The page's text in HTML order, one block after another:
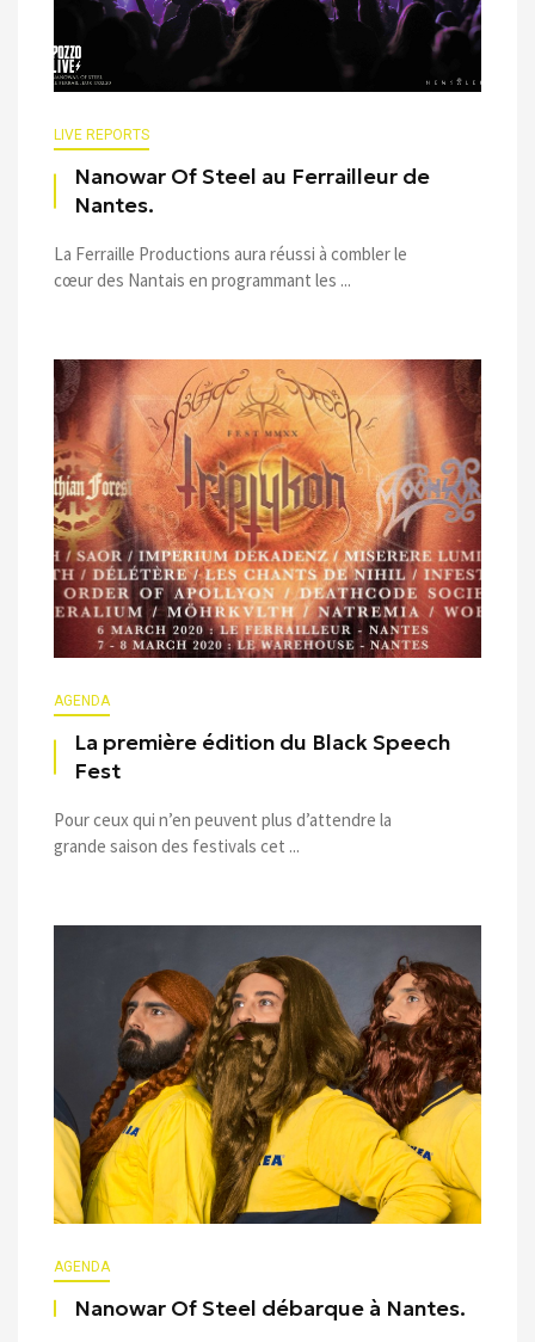
LIVE REPORTS
Nanowar Of Steel au Ferrailleur de
Nantes.
La Ferraille Productions aura réussi à combler le
cœur des Nantais en programmant les ...
AGENDA
La première édition du Black Speech
Fest
Pour ceux qui n’en peuvent plus d’attendre la
grande saison des festivals cet ...
AGENDA
Nanowar Of Steel débarque à Nantes.